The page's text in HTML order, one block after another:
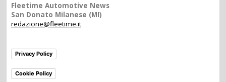
Fleetime Automotive News
San Donato Milanese (MI)
redazione@fleetime.it
Privacy Policy
Cookie Policy